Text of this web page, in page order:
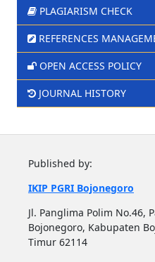
PLAGIARISM CHECK
REFERENCES
OPEN ACCESS POLICY
JOURNAL HISTORY
Published by:
IKIP PGRI Bojonegoro
Jl. Panglima Polim No.46,
Bojonegoro, Kabupaten
Timur 62114